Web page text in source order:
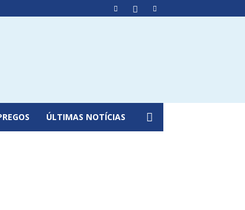
ÚLTIMAS NOTÍCIAS